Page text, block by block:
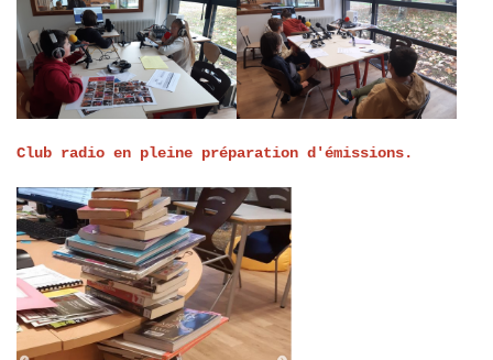
Club radio en pleine préparation d'émissions.